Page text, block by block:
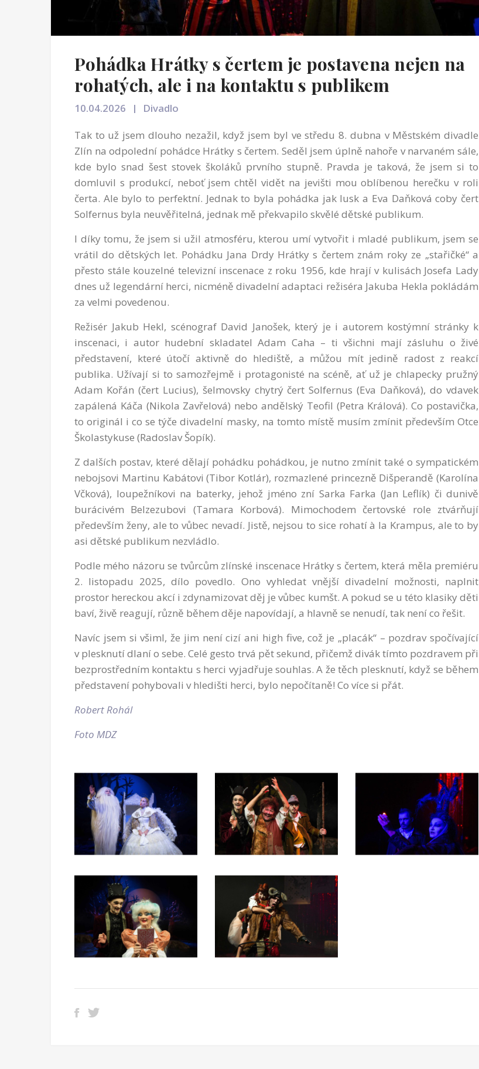
Pohádka Hrátky s čertem je postavena nejen na
rohatých, ale i na kontaktu s publikem
10.04.2026
Divadlo
Tak to už jsem dlouho nezažil, když jsem byl ve středu 8. dubna v Městském divadle
Zlín na odpolední pohádce Hrátky s čertem. Seděl jsem úplně nahoře v narvaném sále,
kde bylo snad šest stovek školáků prvního stupně. Pravda je taková, že jsem si to
domluvil s produkcí, neboť jsem chtěl vidět na jevišti mou oblíbenou herečku v roli
čerta. Ale bylo to perfektní. Jednak to byla pohádka jak lusk a Eva Daňková coby čert
Solfernus byla neuvěřitelná, jednak mě překvapilo skvělé dětské publikum.
I díky tomu, že jsem si užil atmosféru, kterou umí vytvořit i mladé publikum, jsem se
vrátil do dětských let. Pohádku Jana Drdy Hrátky s čertem znám roky ze „stařičké“ a
přesto stále kouzelné televizní inscenace z roku 1956, kde hrají v kulisách Josefa Lady
dnes už legendární herci, nicméně divadelní adaptaci režiséra Jakuba Hekla pokládám
za velmi povedenou.
Režisér Jakub Hekl, scénograf David Janošek, který je i autorem kostýmní stránky k
inscenaci, i autor hudební skladatel Adam Caha – ti všichni mají zásluhu o živé
představení, které útočí aktivně do hlediště, a můžou mít jedině radost z reakcí
publika. Užívají si to samozřejmě i protagonisté na scéně, ať už je chlapecky pružný
Adam Kořán (čert Lucius), šelmovsky chytrý čert Solfernus (Eva Daňková), do vdavek
zapálená Káča (Nikola Zavřelová) nebo andělský Teofil (Petra Králová). Co postavička,
to originál i co se týče divadelní masky, na tomto místě musím zmínit především Otce
Školastykuse (Radoslav Šopík).
Z dalších postav, které dělají pohádku pohádkou, je nutno zmínit také o sympatickém
nebojsovi Martinu Kabátovi (Tibor Kotlár), rozmazlené princezně Dišperandě (Karolína
Včková), loupežníkovi na baterky, jehož jméno zní Sarka Farka (Jan Leflík) či dunivě
burácivém Belzezubovi (Tamara Korbová). Mimochodem čertovské role ztvárňují
především ženy, ale to vůbec nevadí. Jistě, nejsou to sice rohatí à la Krampus, ale to by
asi dětské publikum nezvládlo.
Podle mého názoru se tvůrcům zlínské inscenace Hrátky s čertem, která měla premiéru
2. listopadu 2025, dílo povedlo. Ono vyhledat vnější divadelní možnosti, naplnit
prostor hereckou akcí i zdynamizovat děj je vůbec kumšt. A pokud se u této klasiky děti
baví, živě reagují, různě během děje napovídají, a hlavně se nenudí, tak není co řešit.
Navíc jsem si všiml, že jim není cizí ani high five, což je „placák“ – pozdrav spočívající
v plesknutí dlaní o sebe. Celé gesto trvá pět sekund, přičemž divák tímto pozdravem při
bezprostředním kontaktu s herci vyjadřuje souhlas. A že těch plesknutí, když se během
představení pohybovali v hledišti herci, bylo nepočítaně! Co více si přát.
Robert Rohál
Foto MDZ